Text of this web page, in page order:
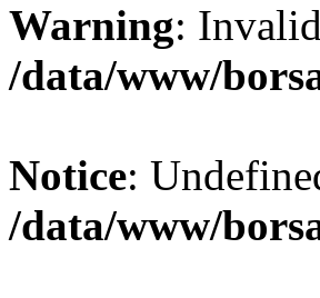
Warning:
/data/www/
Notice:
/data/www/